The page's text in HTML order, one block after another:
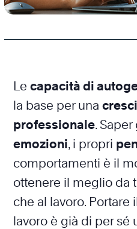
Le capacità di
la base per una
professionale.
emozioni, i propri
comportamenti è il
ottenere il meglio da
che al lavoro. Portare
lavoro è già di per sé